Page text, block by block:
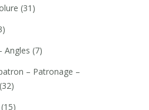
(31)
Angles (7)
– Patronage –
(32)
(15)